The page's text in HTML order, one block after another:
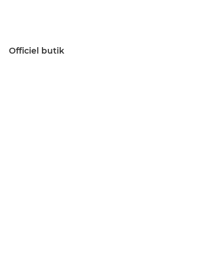
Officiel butik